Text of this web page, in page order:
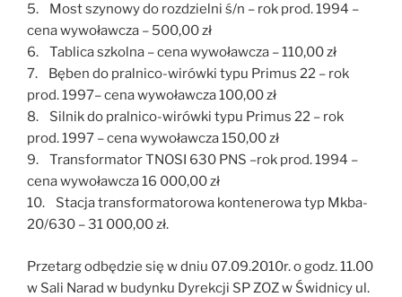
5. Most szynowy do rozdzielni ś/n – rok prod. 1994 –
cena wywoławcza – 500,00 zł
6. Tablica szkolna – cena wywoławcza – 110,00 zł
7. Bęben do pralnico-wirówki typu Primus 22 – rok
prod. 1997– cena wywoławcza 100,00 zł
8. Silnik do pralnico-wirówki typu Primus 22 – rok
prod. 1997 – cena wywoławcza 150,00 zł
9. Transformator TNOSI 630 PNS –rok prod. 1994 –
cena wywoławcza 16 000,00 zł
10. Stacja transformatorowa kontenerowa typ Mkba-
20/630 – 31 000,00 zł.
Przetarg odbędzie się w dniu 07.09.2010r. o godz. 11.00
w Sali Narad w budynku Dyrekcji SP ZOZ w Świdnicy ul.